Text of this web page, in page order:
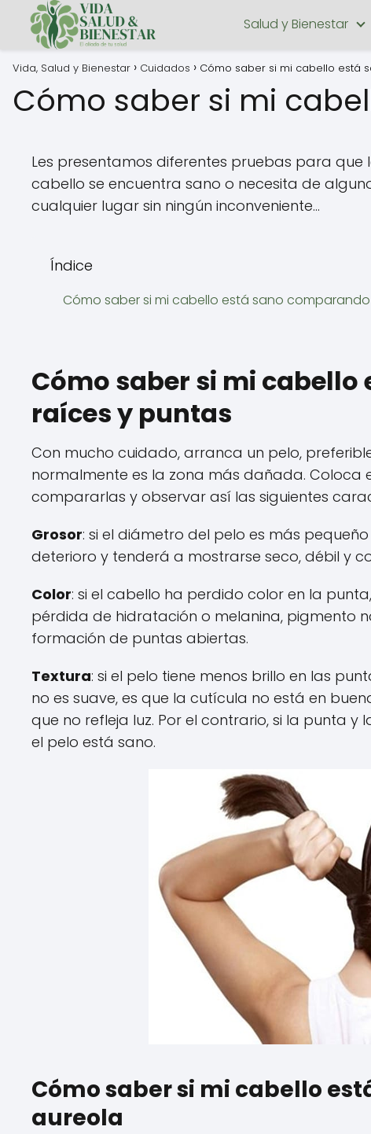
Salud y Bienestar
Vida, Salud y Bienestar Cuidados Cómo saber si mi cabello está
Cómo saber si mi
Les presentamos diferentes pruebas para
cabello se encuentra sano o necesita de
cualquier lugar sin ningún inconveniente...
Índice
Cómo saber si mi cabello está sano
Cómo saber si mi
raíces y puntas
Con mucho cuidado, arranca un pelo,
normalmente es la zona más dañada.
compararlas y observar así las siguientes
Grosor: si el diámetro del pelo es más
deterioro y tenderá a mostrarse seco, débil y
Color: si el cabello ha perdido color en la
pérdida de hidratación o melanina, pigmento
formación de puntas abiertas.
Textura: si el pelo tiene menos brillo en las
no es suave, es que la cutícula no está en
que no refleja luz. Por el contrario, si la punta
el pelo está sano.
Cómo saber si mi cabello
aureola